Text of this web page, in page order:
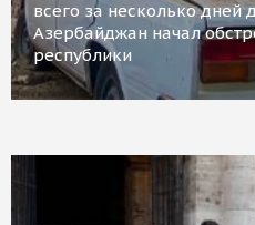
всего за несколько дней
Азербайджан начал
республики